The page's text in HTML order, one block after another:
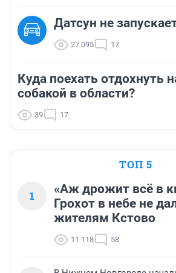
Датсун не
27 095 17
Куда поехать отдохнуть
собакой в области?
39 17
ТОП 5
1
«Аж дрожит всё в
Грохот в небе не
жителям Кстово
11 118 58